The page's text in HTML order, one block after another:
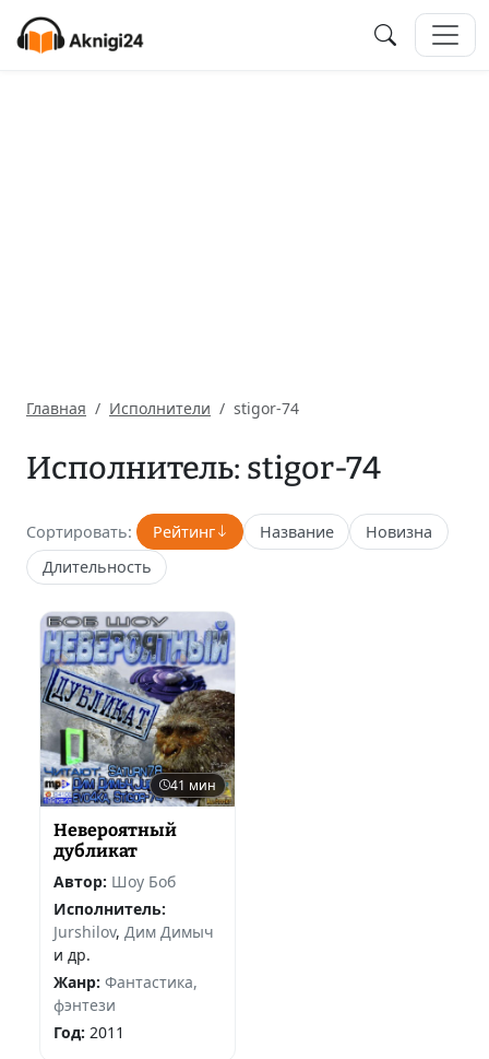
Главная Исполнители stigor-74
Исполнитель: stigor-74
Сортировать: Рейтинг Название
Новизна
Длительность
41 мин
Невероятный
дубликат
Автор: Шоу Боб
Исполнитель:
Jurshilov, Дим Димыч
и др.
Жанр: Фантастика,
фэнтези
Год: 2011